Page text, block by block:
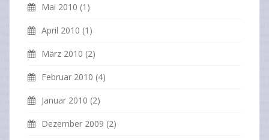
Mai 2010 (1)
April 2010 (1)
März 2010 (2)
Februar 2010 (4)
Januar 2010 (2)
Dezember 2009 (2)